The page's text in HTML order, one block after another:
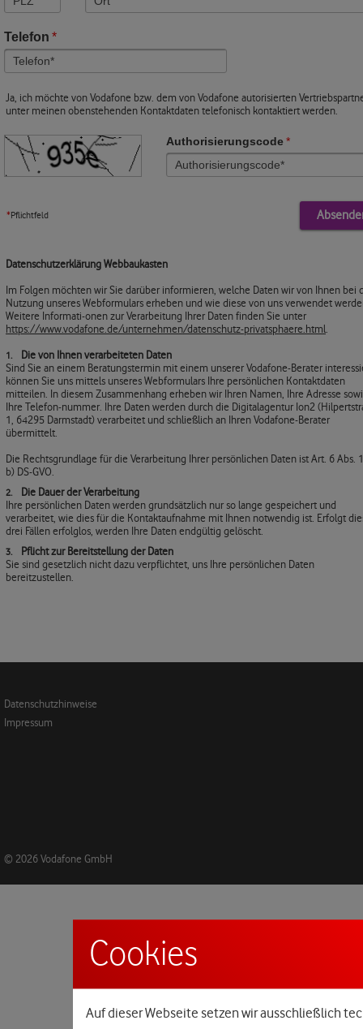
Telefon *
Ja, ich möchte von Vodafone bzw. dem von Vodafone autorisierten
unter meinen obenstehenden Kontaktdaten telefonisch kontaktiert werden.
Authorisierungscode*
*Pflichtfeld
Datenschutzerklärung Webbaukasten
Im Folgen möchten wir Sie darüber informieren, welche Daten wir von Ihnen bei
Nutzung unseres Webformulars erheben und wie diese von uns verwendet
Weitere Informati-onen zur Verarbeitung Ihrer Daten finden Sie unter
https://www.vodafone.de/unternehmen/datenschutz-privatsphaere.html
Die von Ihnen verarbeiteten Daten
Sind Sie an einem Beratungstermin mit einem unserer Vodafone-Berater
können Sie uns mittels unseres Webformulars Ihre persönlichen Kontaktdaten
mitteilen. In diesem Zusammenhang erheben wir Ihren Namen, Ihre Adresse
Ihre Telefon-nummer. Ihre Daten werden durch die Digitalagentur Ion2
1, 64295 Darmstadt) verarbeitet und schließlich an Ihren Vodafone-Berater
übermittelt.
Die Rechtsgrundlage für die Verarbeitung Ihrer persönlichen Daten ist Art. 6 Abs.
b) DS-GVO.
Die Dauer der Verarbeitung
Ihre persönlichen Daten werden grundsätzlich nur so lange gespeichert und
verarbeitet, wie dies für die Kontaktaufnahme mit Ihnen notwendig ist. Erfolgt
drei Fällen erfolglos, werden Ihre Daten endgültig gelöscht.
Pflicht zur Bereitstellung der Daten
Sie sind gesetzlich nicht dazu verpflichtet, uns Ihre persönlichen Daten
bereitzustellen.
Datenschutzhinweise
Impressum
© 2026 Vodafone GmbH
Cookies
Auf dieser Webseite setzen wir ausschließlich